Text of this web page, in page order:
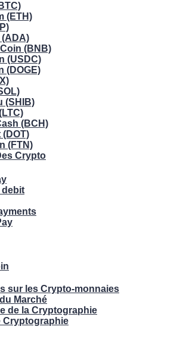
(ETH)
(BNB)
(USDC)
(DOGE)
(SHIB)
(BCH)
(DOT)
(FTN)
Crypto
debit
sur les Crypto-monnaies
Marché
de la Cryptographie
Cryptographie